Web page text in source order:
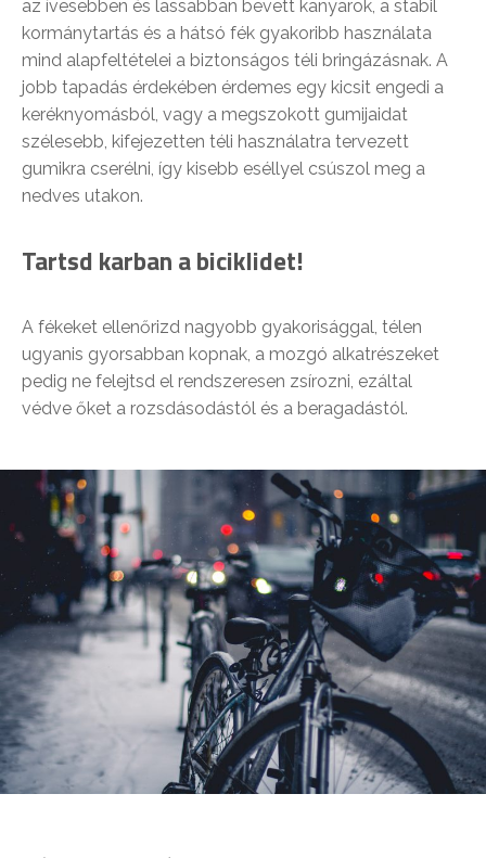
az ívesebben és lassabban bevett kanyarok, a stabil
kormánytartás és a hátsó fék gyakoribb használata
mind alapfeltételei a biztonságos téli bringázásnak. A
jobb tapadás érdekében érdemes egy kicsit engedi a
keréknyomásból, vagy a megszokott gumijaidat
szélesebb, kifejezetten téli használatra tervezett
gumikra cserélni, így kisebb eséllyel csúszol meg a
nedves utakon.
Tartsd karban a biciklidet!
A fékeket ellenőrizd nagyobb gyakorisággal, télen
ugyanis gyorsabban kopnak, a mozgó alkatrészeket
pedig ne felejtsd el rendszeresen zsírozni, ezáltal
védve őket a rozsdásodástól és a beragadástól.